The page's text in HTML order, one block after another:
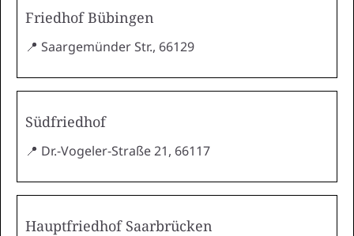
Friedhof Bübingen
📍 Saargemünder Str., 66129
Südfriedhof
📍 Dr.-Vogeler-Straße 21, 66117
Hauptfriedhof Saarbrücken